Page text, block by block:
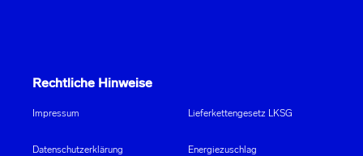
Rechtliche Hinweise
Impressum
Datenschutzerklärung
Lieferkettengesetz LKSG
Energiezuschlag